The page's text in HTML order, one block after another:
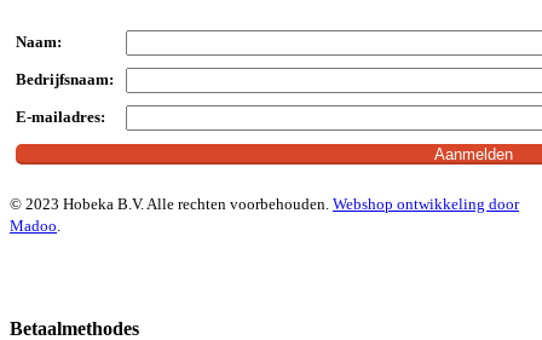
Naam:
Bedrijfsnaam:
E-mailadres:
© 2023 Hobeka B.V. Alle rechten voorbehouden. Webshop ontwikkeling door
Madoo.
Betaalmethodes